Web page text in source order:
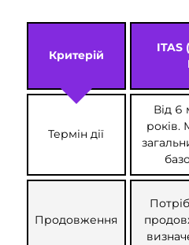
Критерій
ITAS
Термін дії
Від 6
років.
Продовження